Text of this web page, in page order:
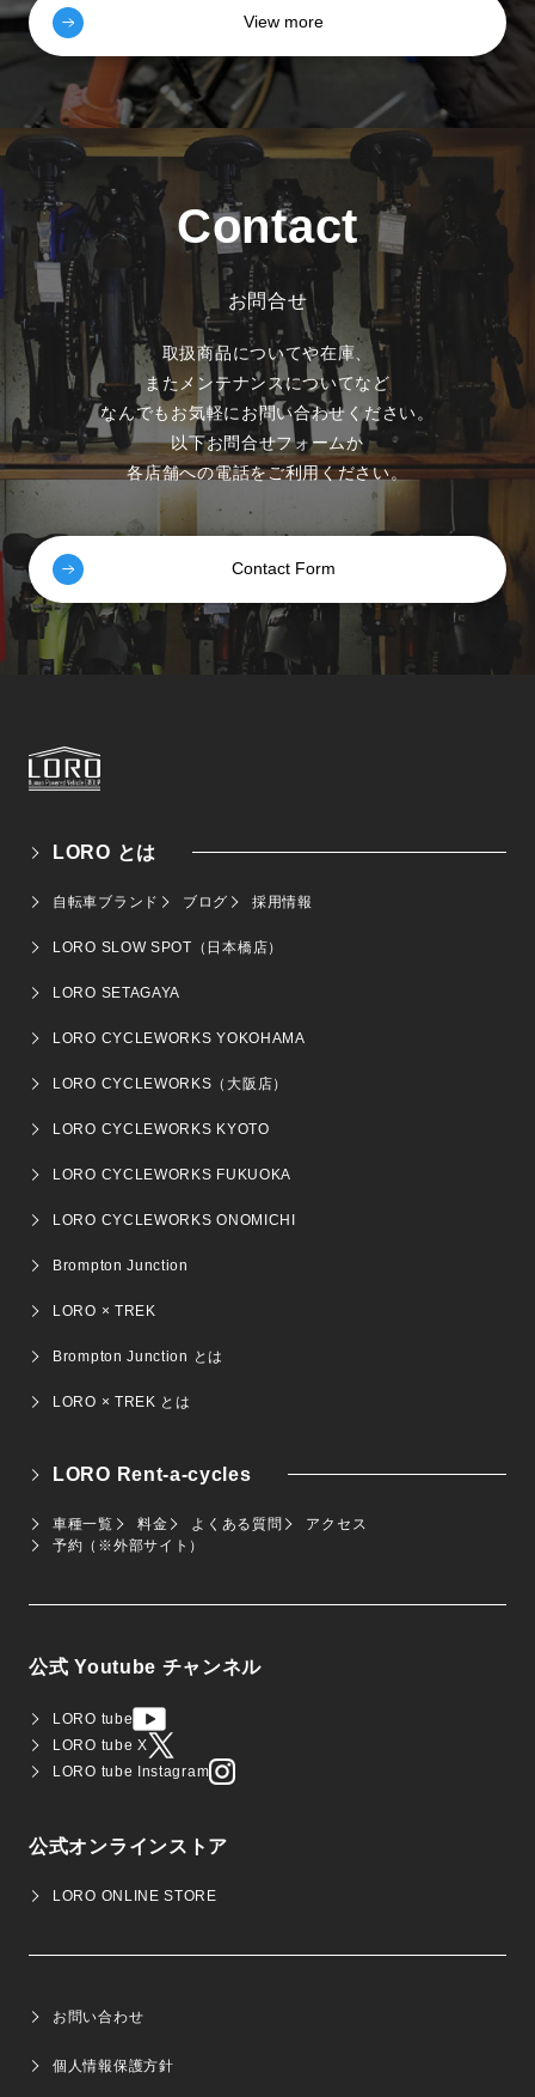
View more
Contact
お問合せ
取扱商品についてや在庫、
またメンテナンスについてなど
なんでもお気軽にお問い合わせください。
以下お問合せフォームか
各店舗への電話をご利用ください。
Contact Form
LORO とは
自転車ブランド ブログ 採用情報
LORO SLOW SPOT（日本橋店）
LORO SETAGAYA
LORO CYCLEWORKS YOKOHAMA
LORO CYCLEWORKS（大阪店）
LORO CYCLEWORKS KYOTO
LORO CYCLEWORKS FUKUOKA
LORO CYCLEWORKS ONOMICHI
Brompton Junction
LORO × TREK
Brompton Junction とは
LORO × TREK とは
LORO Rent-a-cycles
車種一覧 料金 よくある質問
アクセス
予約（※外部サイト）
公式 Youtube チャンネル
LORO tube
LORO tube X
LORO tube Instagram
公式オンラインストア
LORO ONLINE STORE
お問い合わせ
個人情報保護方針